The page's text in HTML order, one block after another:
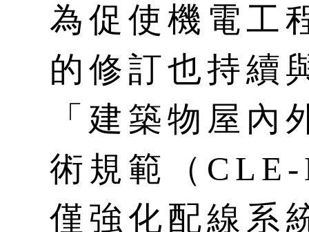
為促使機電工
的修訂也持續
「建築物屋內
術規範（
僅強化配線系